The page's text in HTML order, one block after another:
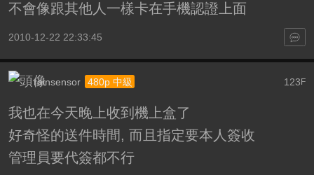
不會像跟其他人一樣卡在手機認證上面
2010-12-22 22:33:45
123 F
rainsensor 480p 中級
我也在今天晚上收到機上盒了
好奇怪的送件時間, 而且指定要本人簽收
管理員要代簽都不行